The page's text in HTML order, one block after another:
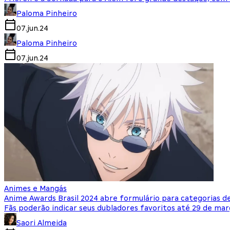
Paloma Pinheiro
07.jun.24
Paloma Pinheiro
07.jun.24
Animes e Mangás
Anime Awards Brasil 2024 abre formulário para categorias
Fãs poderão indicar seus dubladores favoritos até 29 de
Saori Almeida